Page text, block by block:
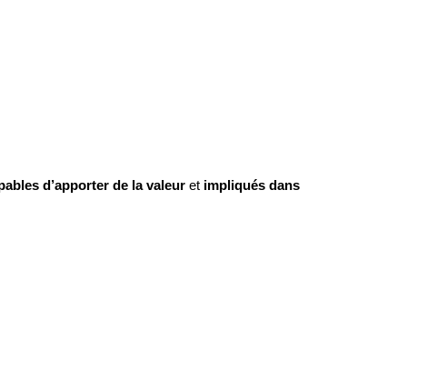
d’apporter de la valeur et impliqués dans